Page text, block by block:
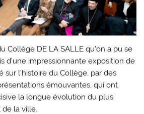
Collège DE LA SALLE qu’on a pu se
d’une impressionnante exposition de
sur l’histoire du Collège, par des
émouvantes, qui ont
la longue évolution du plus
la ville.